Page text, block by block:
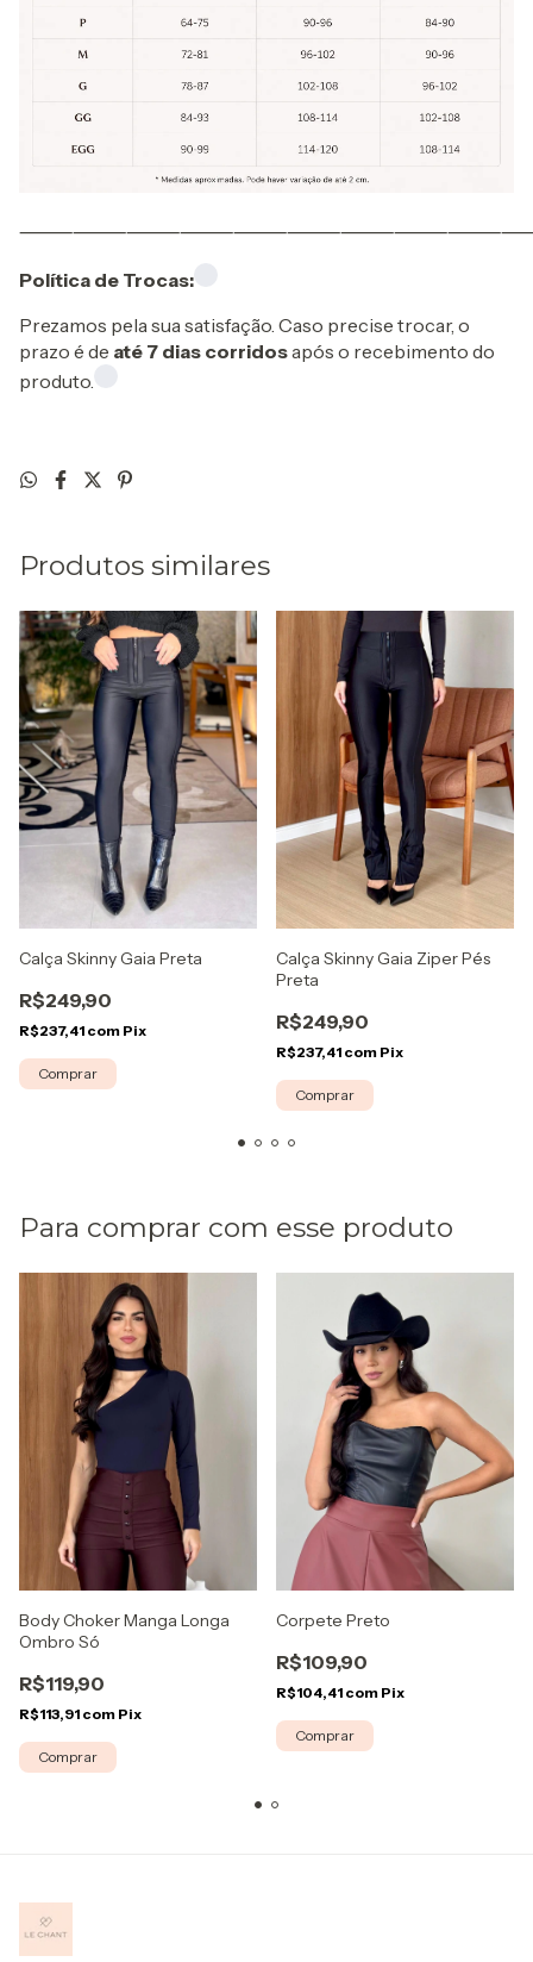
Política de Trocas:
Prezamos pela sua satisfação. Caso precise trocar, o
prazo é de até 7 dias corridosapós o recebimento do
produto.
Produtos similares
Calça Skinny Gaia Preta
R$249,90
R$237,41 com Pix
Comprar
Calça Skinny Gaia Ziper Pés
Preta
R$249,90
R$237,41 com Pix
Comprar
Para comprar com esse produto
Body Choker Manga Longa
Ombro Só
R$119,90
R$113,91 com Pix
Comprar
Corpete Preto
R$109,90
R$104,41 com Pix
Comprar